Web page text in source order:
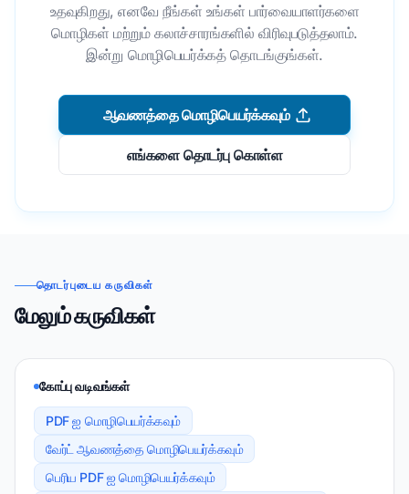
உதவுகிறது, எனவே நீங்கள் உங்கள் பார்வையாளர்களை
மொழிகள் மற்றும் கலாச்சாரங்களில் விரிவுபடுத்தலாம்.
இன்று மொழிபெயர்க்கத் தொடங்குங்கள்.
ஆவணத்தை மொழிபெயர்க்கவும்
எங்களை தொடர்பு கொள்ள
தொடர்புடைய கருவிகள்
மேலும் கருவிகள்
கோப்பு வடிவங்கள்
PDF ஐ மொழிபெயர்க்கவும்
வேர்ட் ஆவணத்தை மொழிபெயர்க்கவும்
பெரிய PDF ஐ மொழிபெயர்க்கவும்